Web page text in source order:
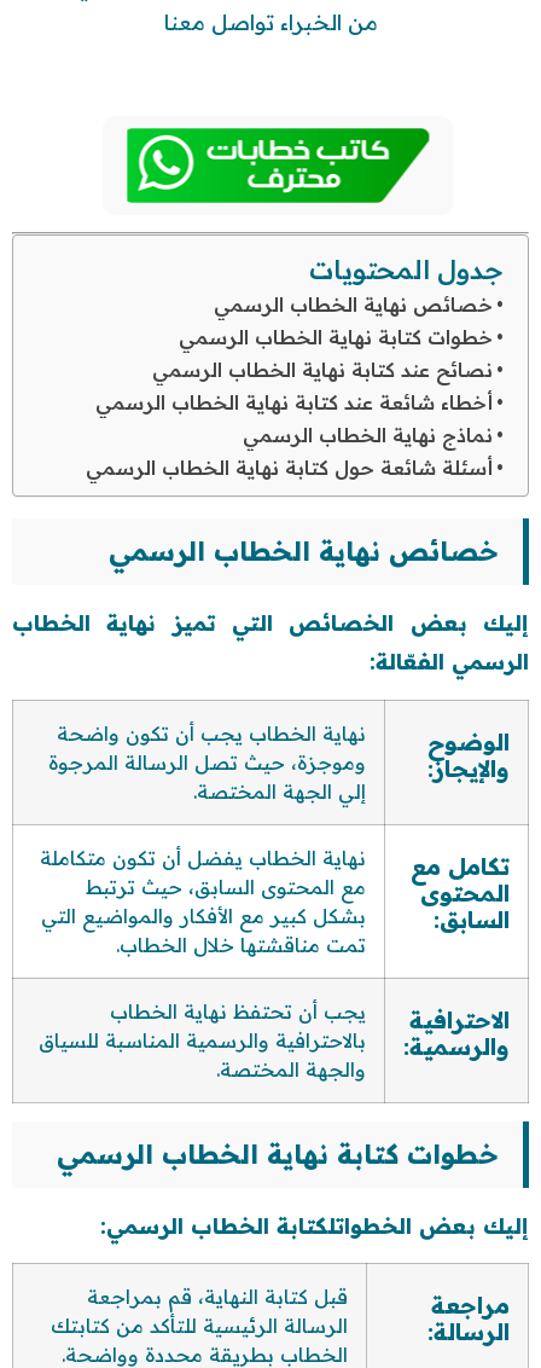
من الخبراء تواصل معنا
جدول المحتويات
خصائص نهاية الخطاب الرسمي
خطوات كتابة نهاية الخطاب الرسمي
نصائح عند كتابة نهاية الخطاب الرسمي
أخطاء شائعة عند كتابة نهاية الخطاب الرسمي
نماذج نهاية الخطاب الرسمي
أسئلة شائعة حول كتابة نهاية الخطاب الرسمي
خصائص نهاية الخطاب الرسمي
إليك بعض الخصائص التي تميز نهاية الخطاب
الرسمي الفعّالة:
الوضوح
والإيجاز:
نهاية الخطاب يجب أن تكون واضحة
وموجزة، حيث تصل الرسالة المرجوة
إلي الجهة المختصة.
تكامل مع
المحتوى
السابق:
نهاية الخطاب يفضل أن تكون متكاملة
مع المحتوى السابق، حيث ترتبط
بشكل كبير مع الأفكار والمواضيع التي
تمت مناقشتها خلال الخطاب.
الاحترافية
والرسمية:
يجب أن تحتفظ نهاية الخطاب
بالاحترافية والرسمية المناسبة للسياق
والجهة المختصة.
خطوات كتابة نهاية الخطاب الرسمي
إليك بعض الخطواتلكتابة الخطاب الرسمي:
مراجعة
الرسالة:
قبل كتابة النهاية، قم بمراجعة
الرسالة الرئيسية للتأكد من كتابتك
الخطاب بطريقة محددة وواضحة.